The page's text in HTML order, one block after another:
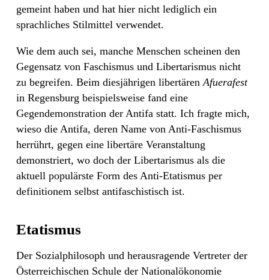
gemeint haben und hat hier nicht lediglich ein
sprachliches Stilmittel verwendet.
Wie dem auch sei, manche Menschen scheinen den
Gegensatz von Faschismus und Libertarismus nicht
zu begreifen. Beim diesjährigen libertären Afuerafest
in Regensburg beispielsweise fand eine
Gegendemonstration der Antifa statt. Ich fragte mich,
wieso die Antifa, deren Name von Anti-Faschismus
herrührt, gegen eine libertäre Veranstaltung
demonstriert, wo doch der Libertarismus als die
aktuell populärste Form des Anti-Etatismus per
definitionem selbst antifaschistisch ist.
Etatismus
Der Sozialphilosoph und herausragende Vertreter der
Österreichischen Schule der Nationalökonomie